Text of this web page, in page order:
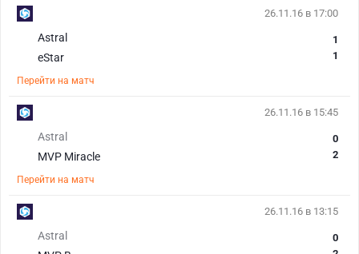
26.11.16 в 17:00
Astral
eStar
1
1
Перейти на матч
26.11.16 в 15:45
Astral
MVP Miracle
0
2
Перейти на матч
26.11.16 в 13:15
Astral
0